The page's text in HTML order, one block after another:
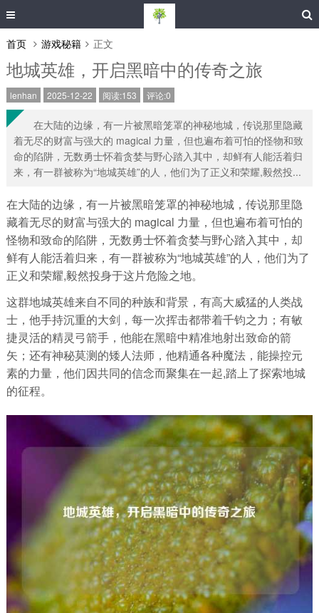
首页 游戏秘籍 正文
地城英雄，开启黑暗中的传奇之旅
lenhan 2025-12-22 阅读:153 评论:0
在大陆的边缘，有一片被黑暗笼罩的神秘地城，传说那里隐藏
着无尽的财富与强大的 magical 力量，但也遍布着可怕的怪物和致
命的陷阱，无数勇士怀着贪婪与野心踏入其中，却鲜有人能活着归
来，有一群被称为“地城英雄”的人，他们为了正义和荣耀,毅然投...
在大陆的边缘，有一片被黑暗笼罩的神秘地城，传说那里隐
藏着无尽的财富与强大的 magical 力量，但也遍布着可怕的
怪物和致命的陷阱，无数勇士怀着贪婪与野心踏入其中，却
鲜有人能活着归来，有一群被称为“地城英雄”的人，他们为了
正义和荣耀,毅然投身于这片危险之地。
这群地城英雄来自不同的种族和背景，有高大威猛的人类战
士，他手持沉重的大剑，每一次挥击都带着千钧之力；有敏
捷灵活的精灵弓箭手，他能在黑暗中精准地射出致命的箭
矢；还有神秘莫测的矮人法师，他精通各种魔法，能操控元
素的力量，他们因共同的信念而聚集在一起,踏上了探索地城
的征程。